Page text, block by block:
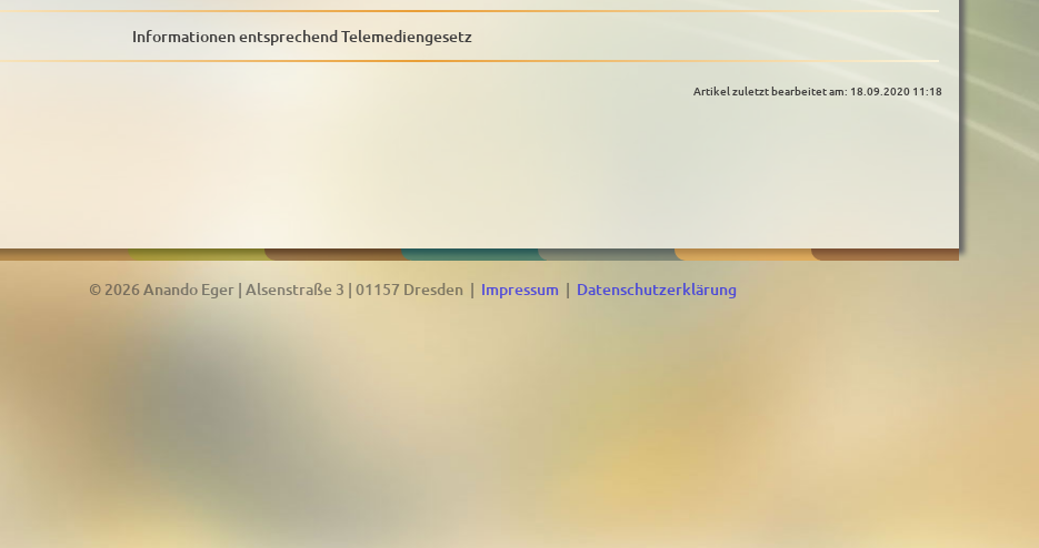
Informationen entsprechend Telemediengesetz
Artikel zuletzt bearbeitet am: 18.09.2020 11:18
© 2026 Anando Eger | Alsenstraße 3 | 01157 Dresden | Impressum | Datenschutzerklärung